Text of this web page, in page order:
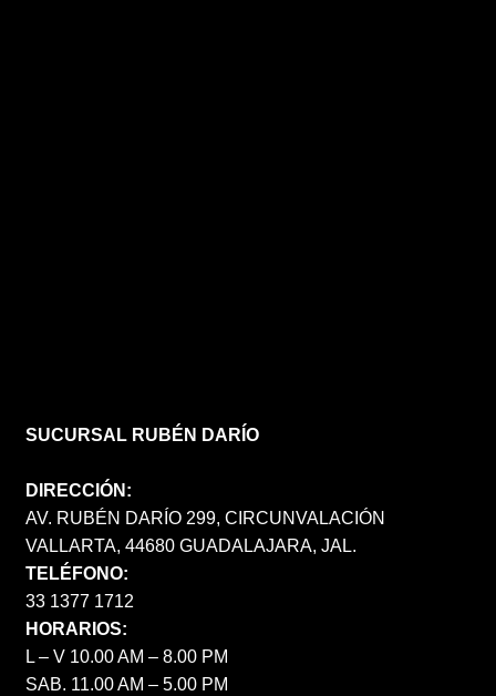
SUCURSAL RUBÉN DARÍO
DIRECCIÓN:
AV. RUBÉN DARÍO 299, CIRCUNVALACIÓN
VALLARTA, 44680 GUADALAJARA, JAL.
TELÉFONO:
33 1377 1712
HORARIOS:
L – V 10.00 AM – 8.00 PM
SAB. 11.00 AM – 5.00 PM